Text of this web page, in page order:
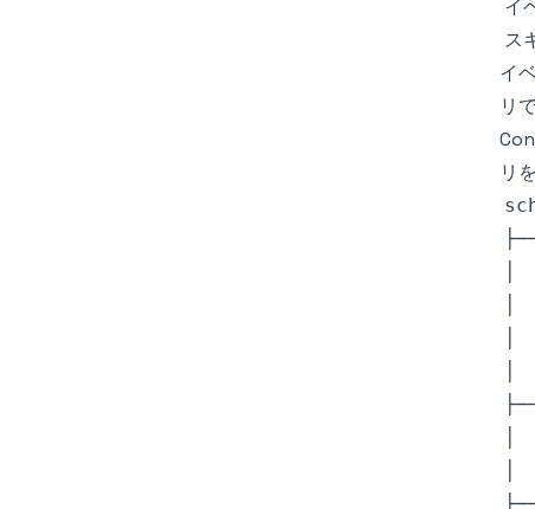
イ
ス
イ
リ
リ
│
│
│
│
│
│